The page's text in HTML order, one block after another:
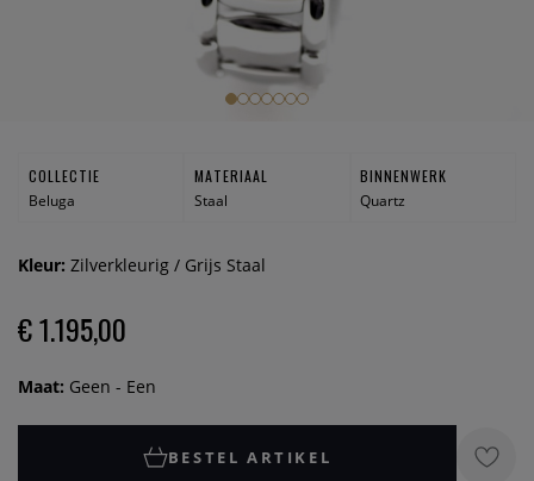
COLLECTIE
Beluga
MATERIAAL
Staal
BINNENWERK
Quartz
Kleur: Zilverkleurig / Grijs Staal
€ 1.195,00
Maat: Geen - Een
BESTEL ARTIKEL